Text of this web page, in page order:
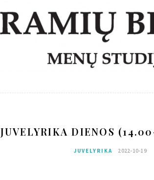
JUVELYRIKA DIENOS
JUVELYRIKA 2022-10-19